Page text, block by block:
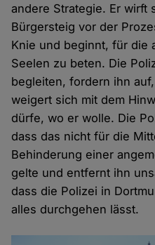
andere Strategie. Er wirft
Bürgersteig vor der
Knie und beginnt, für die
Seelen zu beten. Die
begleiten, fordern ihn
weigert sich mit dem
dürfe, wo er wolle. Die
dass das nicht für die
Behinderung einer
gelte und entfernt ihn
dass die Polizei in
alles durchgehen lässt.